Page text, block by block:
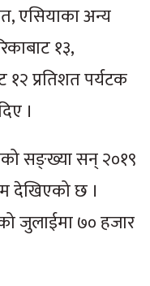
एसियाका अन्य
१३,
प्रतिशत पर्यटक
।
सङ्ख्या सन् २०१९
देखिएको छ ।
जुलाईमा ७० हजार